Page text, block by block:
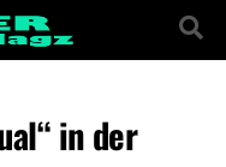
in der